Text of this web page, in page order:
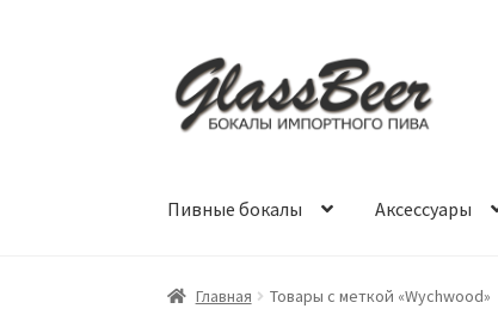
Перейти
к
навигации
Перейти
к
содержимому
Пивные бокалы Аксессуары
Главная Товары с меткой «Wychwood»